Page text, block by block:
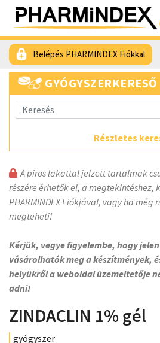
Belépés PHARMINDEX Fiókkal
GYÓGYSZERKERESŐ
Részletes
A piros lakattal jelzett tartalmak
részére érhetők el, a megtekintéshez,
PHARMINDEX Fiókjával, vagy ha még
megteheti!
Kérjük, vegye figyelembe, hogy
vásárolhatók meg a készítmények,
helyükről a weboldal üzemeltetője
adni!
ZINDACLIN 1% gél
gyógyszer